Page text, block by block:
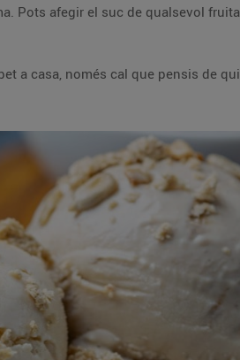
Pots afegir el suc de qualsevol
a casa, només cal que pensis de